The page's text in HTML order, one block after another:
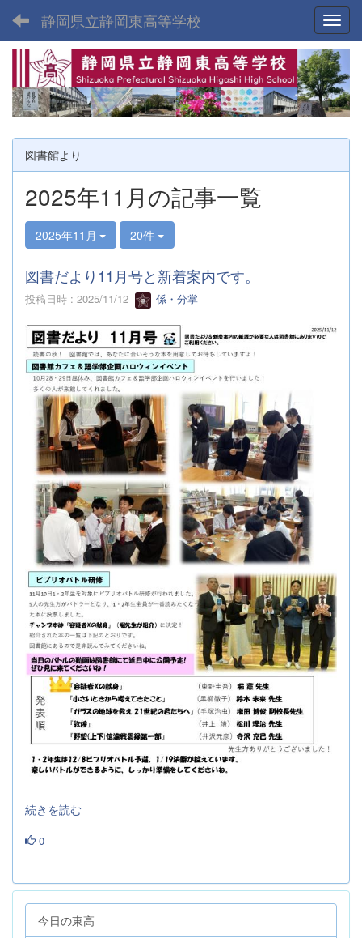
静岡県立静岡東高等学校
図書館より
2025年11月の記事一覧
2025年11月 20件
図書だより11月号と新着案内です。
投稿日時 : 2025/11/12 係・分掌
続きを読む
0
今日の東高